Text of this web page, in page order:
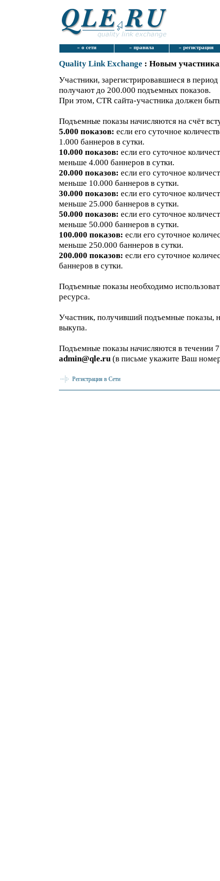
» о сети » правила » регистрация
Quality Link Exchange : Новым
Участники, зарегистрировавшиеся в
получают до 200.000 подъемных показов.
При этом, СTR сайта-участника должен
Подъемные показы начисляются на счёт
5.000 показов: если его суточное
1.000 баннеров в сутки.
10.000 показов: если его суточное
меньше 4.000 баннеров в сутки.
20.000 показов: если его суточное
меньше 10.000 баннеров в сутки.
30.000 показов: если его суточное
меньше 25.000 баннеров в сутки.
50.000 показов: если его суточное
меньше 50.000 баннеров в сутки.
100.000 показов: если его суточное
меньше 250.000 баннеров в сутки.
200.000 показов: если его суточное
баннеров в сутки.
Подъемные показы необходимо
ресурса.
Участник, получивший подъемные показы,
выкупа.
Подъемные показы начисляются в течении
admin@qle.ru (в письме укажите Ваш
Регистрация в Сети